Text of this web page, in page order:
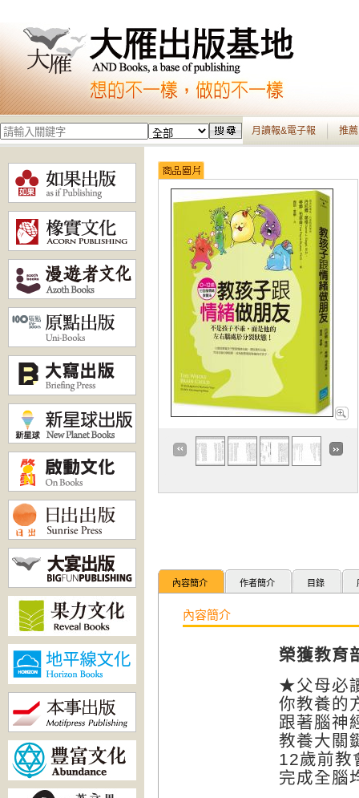
月讀報&電子報 推
內容簡介 作者簡介 目錄
內容簡介
榮獲教育
★父母必
你教養的
跟著腦神
教養大關
12歲前教
完成全腦